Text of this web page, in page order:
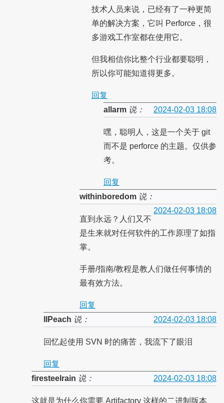
技术人员来说，已经有了一种更简
单的解决方案，它叫 Perforce，很
多游戏工作室都在使用它。
但我相信你比整个行业都要聪明，
所以你可能知道得更多。
回复
allarm说： 2024-02-03 18:08
嘿，聪明人，这是一个关于 git
而不是 perforce 的主题。仅供参
考。
回复
withinboredom说：
2024-02-03 18:08
直到永远？人们又不
是生来就对任何软件的工作原理了如指
掌。
手册/指南/教程是教人们做任何事情的
最有效方法。
回复
IlPeach 说： 2024-02-03 18:08
回忆起使用 SVN 时的痛苦，我流下了眼泪
回复
firesteelrain 说： 2024-02-03 18:08
这就是为什么你需要 Artifactory 这样的二进制版本